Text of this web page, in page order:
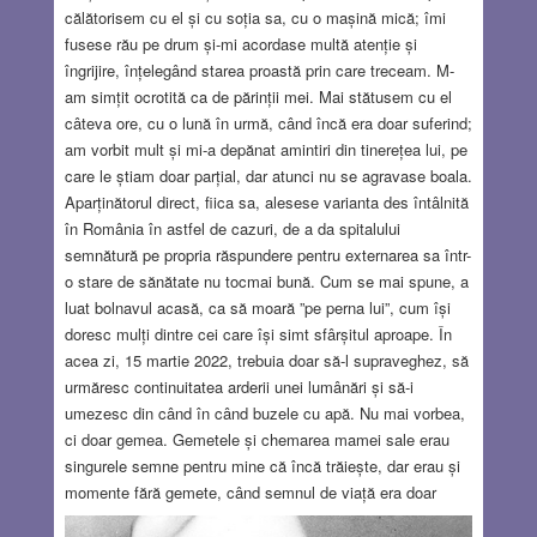
călătorisem cu el și cu soția sa, cu o mașină mică; îmi
fusese rău pe drum și-mi acordase multă atenție și
îngrijire, înțelegând starea proastă prin care treceam. M-
am simțit ocrotită ca de părinții mei. Mai stătusem cu el
câteva ore, cu o lună în urmă, când încă era doar suferind;
am vorbit mult și mi-a depănat amintiri din tinerețea lui, pe
care le știam doar parțial, dar atunci nu se agravase boala.
Aparținătorul direct, fiica sa, alesese varianta des întâlnită
în România în astfel de cazuri, de a da spitalului
semnătură pe propria răspundere pentru externarea sa într-
o stare de sănătate nu tocmai bună. Cum se mai spune, a
luat bolnavul acasă, ca să moară ”pe perna lui”, cum își
doresc mulți dintre cei care își simt sfârșitul aproape. În
acea zi, 15 martie 2022, trebuia doar să-l supraveghez, să
urmăresc continuitatea arderii unei lumânări și să-i
umezesc din când în când buzele cu apă. Nu mai vorbea,
ci doar gemea. Gemetele și chemarea mamei sale erau
singurele semne pentru mine că încă trăiește, dar erau și
momente fără gemete, când semnul de viață era doar
mișcarea sacadată a sternului. Am înțeles atunci că lipsa